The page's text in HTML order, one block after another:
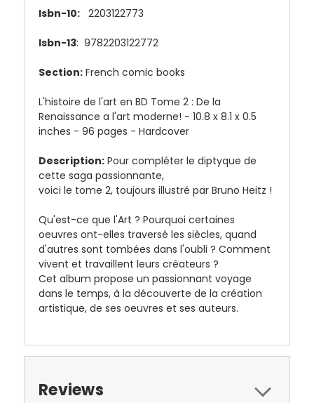
Isbn-10: 2203122773
Isbn-13: 9782203122772
Section: French comic books
L'histoire de l'art en BD Tome 2 : De la
Renaissance a l'art moderne! - 10.8 x 8.1 x 0.5
inches - 96 pages - Hardcover
Description: Pour compléter le diptyque de
cette saga passionnante,
voici le tome 2, toujours illustré par Bruno Heitz !
Qu'est-ce que l'Art ? Pourquoi certaines
oeuvres ont-elles traversé les siècles, quand
d'autres sont tombées dans l'oubli ? Comment
vivent et travaillent leurs créateurs ?
Cet album propose un passionnant voyage
dans le temps, à la découverte de la création
artistique, de ses oeuvres et ses auteurs.
Reviews